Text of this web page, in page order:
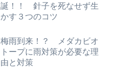
誕！！ 針子を死なせず生
かす３つのコツ
梅雨到来！？ メダカビオ
トープに雨対策が必要な理
由と対策